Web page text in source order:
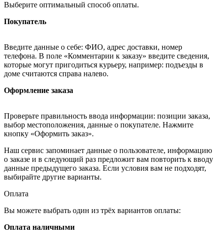
Выберите оптимальный способ оплаты.
Покупатель
Введите данные о себе: ФИО, адрес доставки, номер
телефона. В поле «Комментарии к заказу» введите сведения,
которые могут пригодиться курьеру, например: подъезды в
доме считаются справа налево.
Оформление заказа
Проверьте правильность ввода информации: позиции заказа,
выбор местоположения, данные о покупателе. Нажмите
кнопку «Оформить заказ».
Наш сервис запоминает данные о пользователе, информацию
о заказе и в следующий раз предложит вам повторить к вводу
данные предыдущего заказа. Если условия вам не подходят,
выбирайте другие варианты.
Оплата
Вы можете выбрать один из трёх вариантов оплаты:
Оплата наличными